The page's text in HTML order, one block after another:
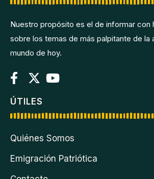
Nuestro propósito es el de informar con
sobre los temas de más palpitante de la
mundo de hoy.
ÚTILES
Quiénes Somos
Emigración Patriótica